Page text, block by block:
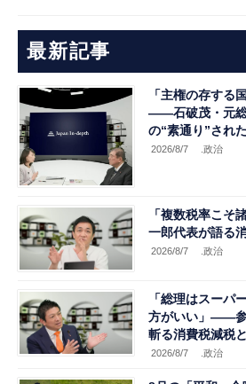
最新記事
「主権の存する
――石破茂・元総
の“素通り”され
2026/8/7 .政治
「複数税率こ
一郎代表が語る
2026/8/7 .政治
「総理はスーパ
方がいい」――参
斬る消費税減税
2026/8/7 .政治